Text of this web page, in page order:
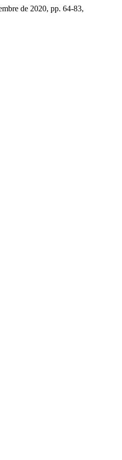
de 2020, pp. 64-83,